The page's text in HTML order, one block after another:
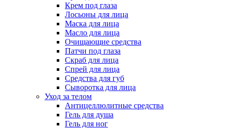
Крем под глаза
Лосьоны для лица
Маска для лица
Масло для лица
Очищающие средства
Патчи под глаза
Скраб для лица
Спрей для лица
Средства для губ
Сыворотка для лица
Уход за телом
Антицеллюлитные средства
Гель для душа
Гель для ног